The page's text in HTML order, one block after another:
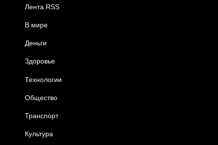
Лента RSS
В мире
Деньги
Здоровье
Технологии
Общество
Транспорт
Культура